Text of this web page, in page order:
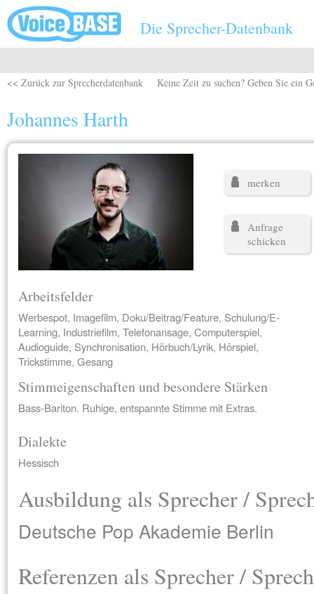
Direkt zum Inhalt
Die Sprecher-Datenbank
<< Zurück zur Sprecherdatenbank Keine Zeit zu suchen? Geben Sie ein
Johannes Harth
merken
Anfrage
schicken
Arbeitsfelder
Werbespot, Imagefilm, Doku/Beitrag/Feature, Schulung/E-
Learning, Industriefilm, Telefonansage, Computerspiel,
Audioguide, Synchronisation, Hörbuch/Lyrik, Hörspiel,
Trickstimme, Gesang
Stimmeigenschaften und besondere Stärken
Bass-Bariton. Ruhige, entspannte Stimme mit Extras.
Dialekte
Hessisch
Ausbildung als Sprecher /
Deutsche Pop Akademie Berlin
Referenzen als Sprecher /